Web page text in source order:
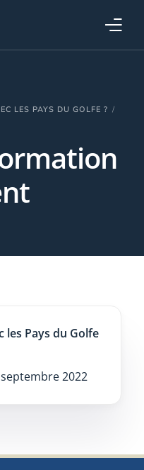
LES PAYS DU GOLFE ?
les Pays du Golfe
2022